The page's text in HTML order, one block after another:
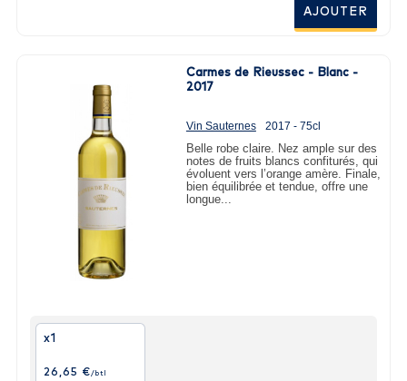
AJOUTER
Carmes de Rieussec - Blanc -
2017
Vin Sauternes 2017 - 75cl
Belle robe claire. Nez ample sur des
notes de fruits blancs confiturés, qui
évoluent vers l’orange amère. Finale,
bien équilibrée et tendue, offre une
longue...
x1
26,65 €/btl